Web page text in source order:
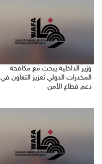
وزير الداخلية يبحث مع مكافحة
المخدرات الدولي تعزيز التعاون في
دعم قطاع الأمن